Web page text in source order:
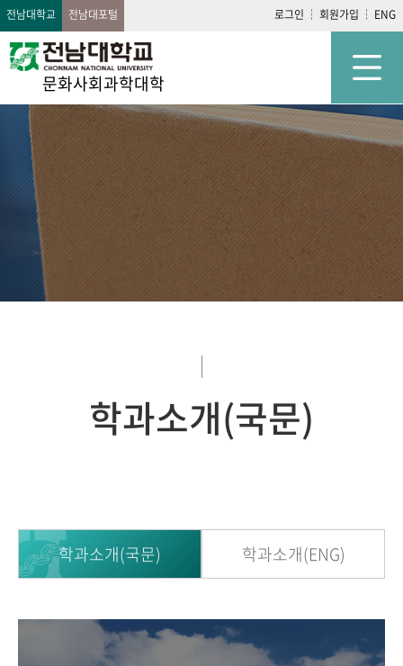
전남대학교 전남대포털 로그인 회원가입 ENG
문화사회과학대학
학과소개(국문)
학과소개(국문) 학과소개(ENG)